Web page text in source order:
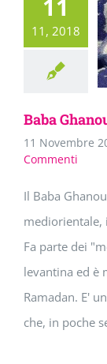
11
11, 2018
Baba
11 Novembre
Commenti
Il Baba
mediorientale,
Fa parte dei
levantina ed è
Ramadan. E'
che, in poche